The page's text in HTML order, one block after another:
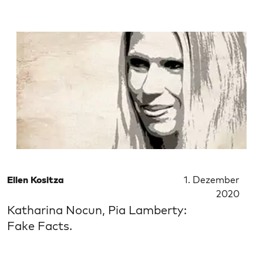
Ellen Kositza
1. Dezember
2020
Katharina Nocun, Pia Lamberty:
Fake Facts.